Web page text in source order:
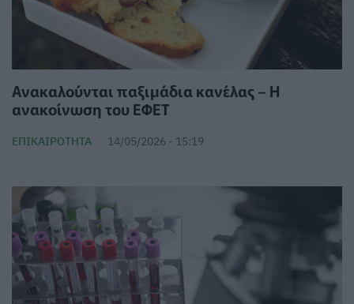
Ανακαλούνται παξιμάδια κανέλας – Η
ανακοίνωση του ΕΦΕΤ
ΕΠΙΚΑΙΡΌΤΗΤΑ 14/05/2026 - 15:19